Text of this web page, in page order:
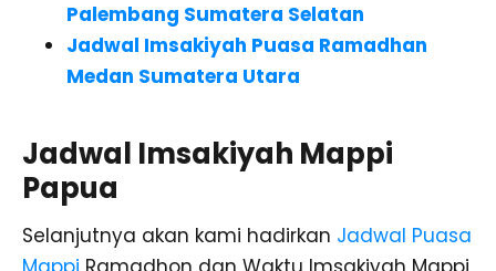
Palembang Sumatera Selatan
Jadwal Imsakiyah Puasa Ramadhan
Medan Sumatera Utara
Jadwal Imsakiyah Mappi
Papua
Selanjutnya akan kami hadirkan Jadwal Puasa